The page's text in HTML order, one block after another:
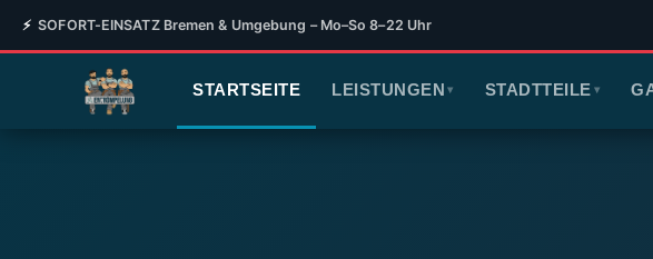
⚡ SOFORT-EINSATZ Bremen & Umgebung – Mo–So 8–22 Uhr
STARTSEITE LEISTUNGEN ▾ STADTTEILE ▾